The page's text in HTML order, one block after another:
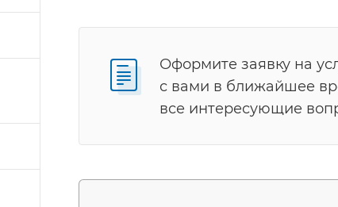
Оформите заявку на
с вами в ближайшее
все интересующие